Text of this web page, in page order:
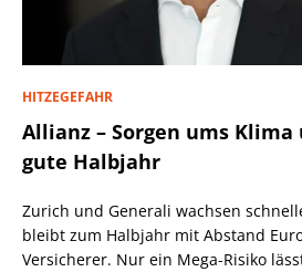
HITZEGEFAHR
Allianz – Sorgen ums
gute Halbjahr
Zurich und Generali wachsen
bleibt zum Halbjahr mit Abstand
Versicherer. Nur ein Mega-Risiko